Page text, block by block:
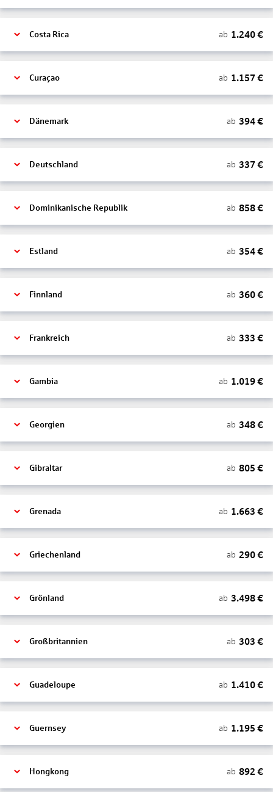
Costa Rica ab 1.240€
Curaçao ab 1.157 €
Dänemark ab 394€
Deutschland ab 337 €
Dominikanische Republik ab 858€
Estland ab 354€
Finnland ab 360€
Frankreich ab 333 €
Gambia ab 1.019€
Georgien ab 348€
Gibraltar ab 805 €
Grenada ab 1.663 €
Griechenland ab 290€
Grönland ab 3.498€
Großbritannien ab 303 €
Guadeloupe ab 1.410€
Guernsey ab 1.195 €
Hongkong ab 892 €